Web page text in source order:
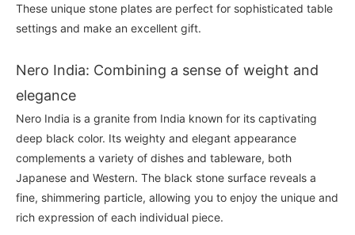
These unique stone plates are perfect for sophisticated table
settings and make an excellent gift.
Nero India: Combining a sense of weight and
elegance
Nero India is a granite from India known for its captivating
deep black color. Its weighty and elegant appearance
complements a variety of dishes and tableware, both
Japanese and Western. The black stone surface reveals a
fine, shimmering particle, allowing you to enjoy the unique and
rich expression of each individual piece.